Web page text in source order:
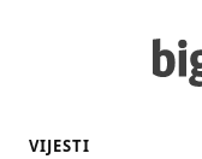
VIJESTI